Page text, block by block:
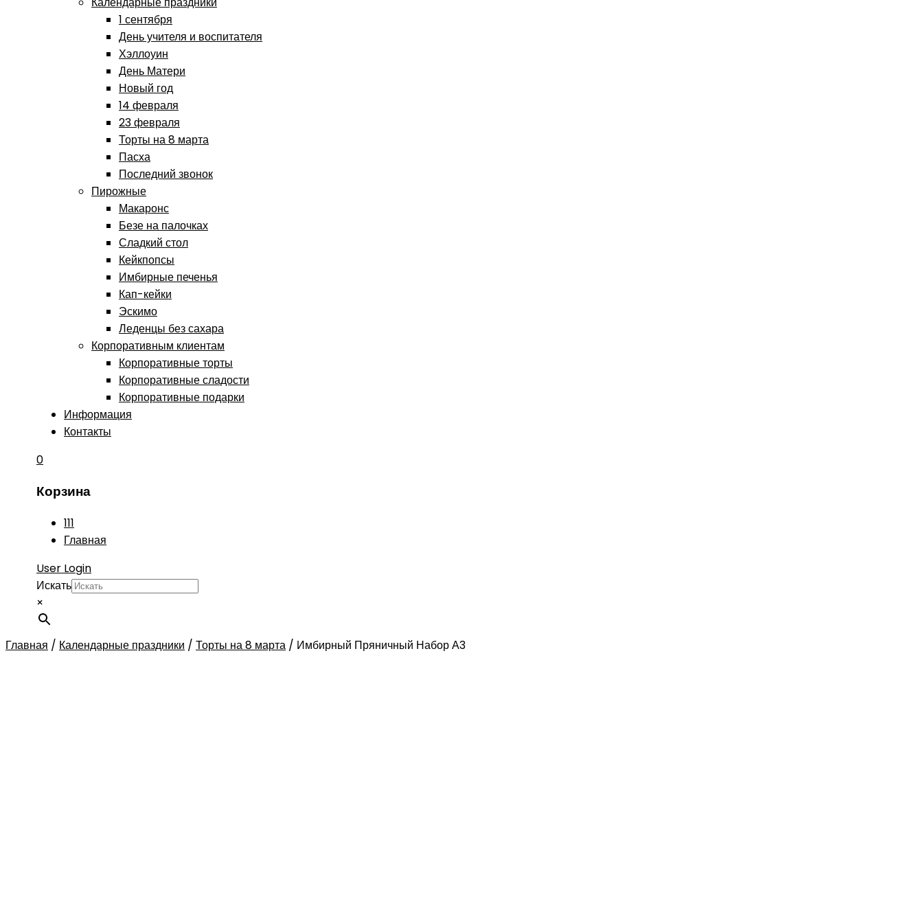
1 сентября
День учителя и воспитателя
Хэллоуин
День Матери
Новый год
14 февраля
23 февраля
Торты на 8 марта
Пасха
Последний звонок
Пирожные
Макаронс
Безе на палочках
Сладкий стол
Кейкпопсы
Имбирные печенья
Кап-кейки
Эскимо
Леденцы без сахара
Корпоративным клиентам
Корпоративные торты
Корпоративные сладости
Корпоративные подарки
Информация
Контакты
0
Корзина
111
Главная
User Login
Искать
×
Главная / Календарные праздники / Торты на 8 марта / Имбирный Пряничный Набор А3